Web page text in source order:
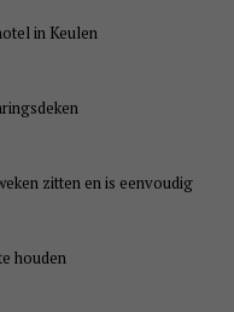
in Keulen
zitten en is eenvoudig
houden